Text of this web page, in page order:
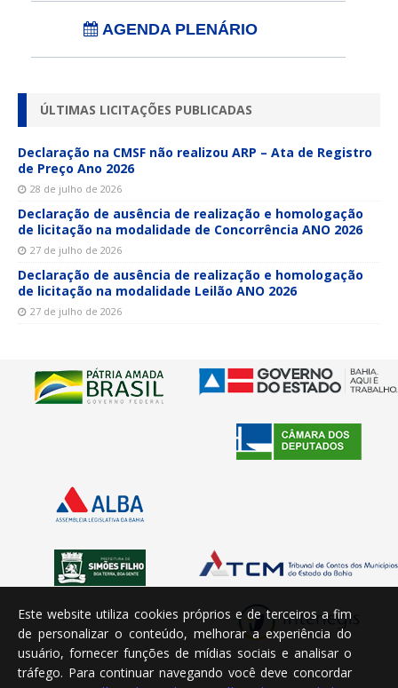
AGENDA PLENÁRIO
ÚLTIMAS LICITAÇÕES PUBLICADAS
Declaração na CMSF não realizou ARP – Ata de Registro
de Preço Ano 2026
28 de julho de 2026
Declaração de ausência de realização e homologação
de licitação na modalidade de Concorrência ANO 2026
27 de julho de 2026
Declaração de ausência de realização e homologação
de licitação na modalidade Leilão ANO 2026
27 de julho de 2026
Este website utiliza cookies próprios e de terceiros a fim
de personalizar o conteúdo, melhorar a experiência do
usuário, fornecer funções de mídias sociais e analisar o
tráfego. Para continuar navegando você deve concordar